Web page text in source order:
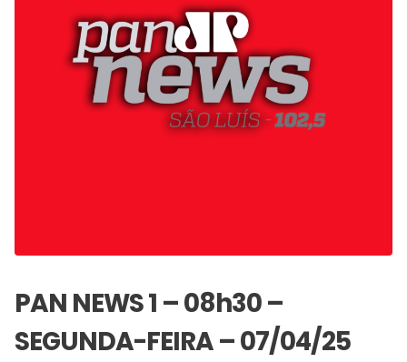
PAN NEWS 1 – 08h30 –
SEGUNDA-FEIRA – 07/04/25